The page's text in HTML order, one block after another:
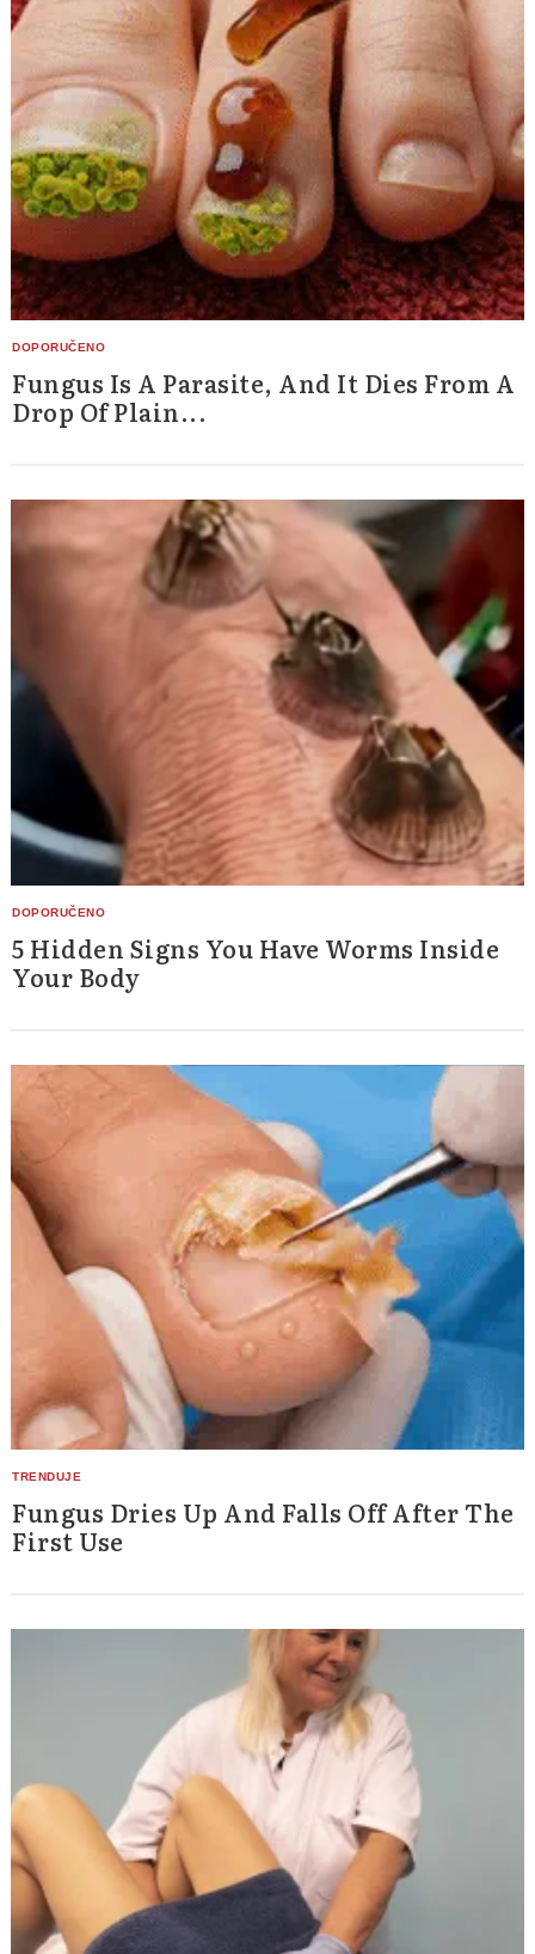
Fungus Is A Parasite, And It Dies From A
Drop Of Plain...
5 Hidden Signs You Have Worms Inside
Your Body
Fungus Dries Up And Falls Off After The
First Use